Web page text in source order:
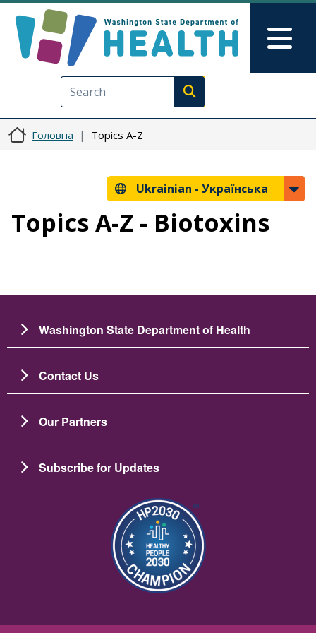
Execute search
Головна Topics A-Z
Ukrainian - Українська
Topics A-Z - Biotoxins
Washington State Department of Health
Contact Us
Our Partners
Subscribe for Updates
Зображення